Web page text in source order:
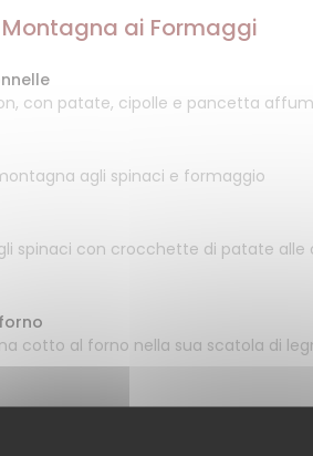
ai Formaggi
con patate, cipolle e pancetta
agli spinaci e formaggio
spinaci con crocchette di patate
cotto al forno nella sua scatola di
una volta servita con salumi misti di